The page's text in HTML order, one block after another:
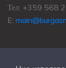
Тел: +359 568
E: